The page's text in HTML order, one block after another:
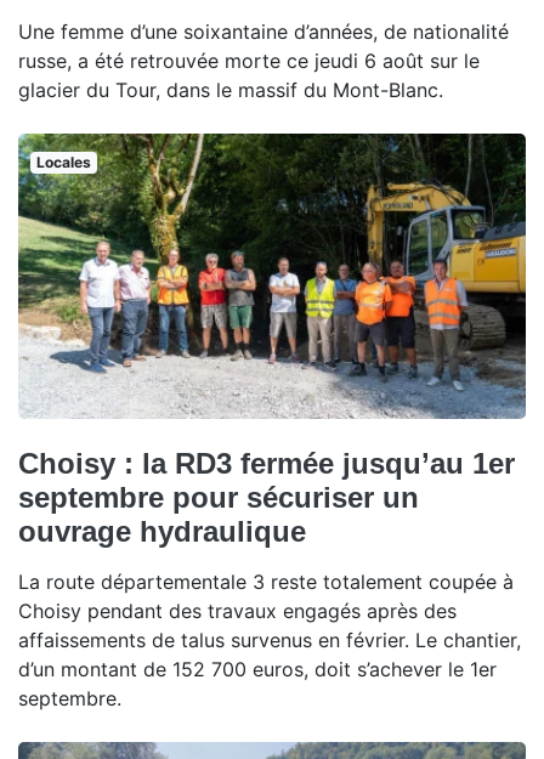
Une femme d’une soixantaine d’années, de nationalité
russe, a été retrouvée morte ce jeudi 6 août sur le
glacier du Tour, dans le massif du Mont-Blanc.
Locales
Choisy : la RD3 fermée jusqu’au 1er
septembre pour sécuriser un
ouvrage hydraulique
La route départementale 3 reste totalement coupée à
Choisy pendant des travaux engagés après des
affaissements de talus survenus en février. Le chantier,
d’un montant de 152 700 euros, doit s’achever le 1er
septembre.